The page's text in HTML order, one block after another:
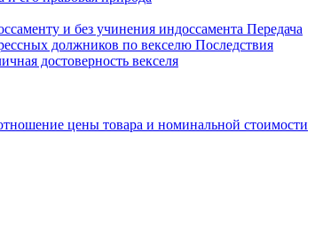
и без учинения индоссамента Передача
должников по векселю Последствия
достоверность векселя
цены товара и номинальной стоимости